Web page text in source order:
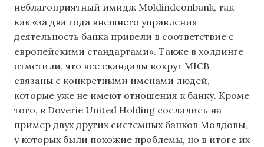
неблагоприятный имидж Moldindconbank, так
как «за два года внешнего управления
деятельность банка привели в соответствие с
европейскими стандартами». Также в холдинге
отметили, что все скандалы вокруг MICB
связаны с конкретными именами людей,
которые уже не имеют отношения к банку. Кроме
того, в Doverie United Holding сослались на
пример двух других системных банков Молдовы,
у которых были похожие проблемы, но в итоге их